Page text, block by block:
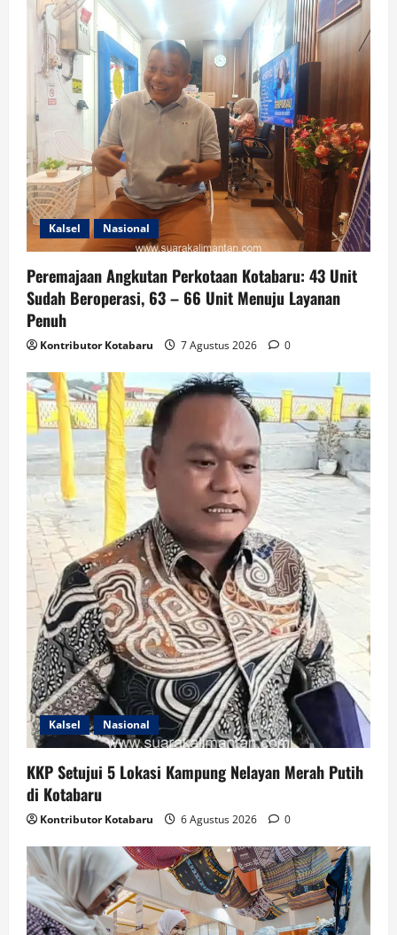
Kalsel Nasional
Peremajaan Angkutan Perkotaan Kotabaru: 43 Unit
Sudah Beroperasi, 63 – 66 Unit Menuju Layanan
Penuh
Kontributor Kotabaru 7 Agustus 2026 0
Kalsel Nasional
KKP Setujui 5 Lokasi Kampung Nelayan Merah Putih
di Kotabaru
Kontributor Kotabaru 6 Agustus 2026 0